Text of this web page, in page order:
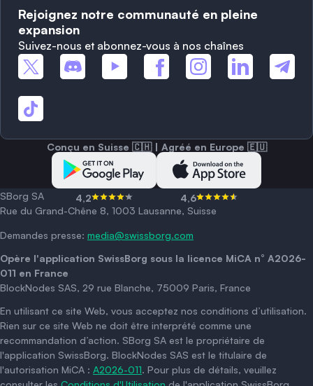
Rejoignez notre communauté en pleine
expansion
Suivez-nous et abonnez-vous à nos chaînes
Conçu en Suisse 🇨🇭 | Agréé en Europe 🇪🇺
4,2 4,6
SBorg SA
Rue du Grand-Chêne 8, 1003 Lausanne, Suisse
Demandes presse: media@swissborg.com
Opère l'application SwissBorg sous la licence MiCA n° A2026-
011 en France
BlockNodes SAS, 29 rue Blanche, 75009 Paris, France
En utilisant ce site Web, vous acceptez nos conditions d’utilisation.
Rien sur ce site Web ne doit être interprété comme une
recommandation d’action. SBorg SA est le propriétaire de
l'application SwissBorg. BlockNodes SAS est le titulaire de
l'autorisation MiCA : A2026-011. Pour plus de détails, veuillez